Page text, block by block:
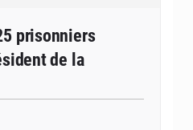
prisonniers
de la